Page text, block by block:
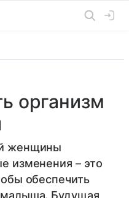
организм
женщины
изменения – это
обеспечить
малыша. Будущая